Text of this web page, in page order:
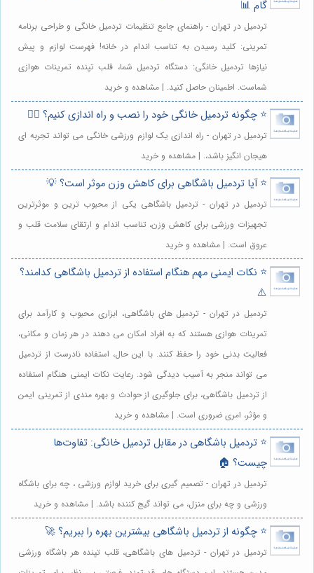
گام 📊
تردمیل در تهران - راهنمای جامع تنظیمات تردمیل خانگی و طراحی برنامه
تمرینی: کلید رسیدن به تناسب اندام در خانه! فهرست لوازم و پیش
نیازها تردمیل خانگی: دستگاه تردمیل شما، قلب تپنده تمرینات هوازی
شماست. اطمینان حاصل کنید. | مشاهده و خرید
⭐️ چگونه تردمیل خانگی خود را نصب و راه اندازی کنیم؟ 🏃‍♀️
تردمیل در تهران - راه اندازی یک لوازم ورزشی خانگی می تواند تجربه ای
هیجان انگیز باشد،. | مشاهده و خرید
⭐️ آیا تردمیل باشگاهی برای کاهش وزن موثر است؟ 💡
تردمیل در تهران - تردمیل باشگاهی یکی از محبوب ترین و موثرترین
تجهیزات ورزشی برای کاهش وزن، تناسب اندام و ارتقای سلامت قلب و
عروق است. | مشاهده و خرید
⭐️ نکات ایمنی مهم هنگام استفاده از تردمیل باشگاهی کدامند؟
⚠️
تردمیل در تهران - تردمیل های باشگاهی، ابزاری محبوب و کارآمد برای
تمرینات هوازی هستند که به افراد امکان می دهند در هر زمان و مکانی،
فعالیت بدنی خود را حفظ کنند. با این حال، استفاده نادرست از تردمیل
می تواند منجر به آسیب دیدگی شود. رعایت نکات ایمنی هنگام استفاده
از تردمیل باشگاهی، برای جلوگیری از حوادث و بهره مندی از تمرینی ایمن
و مؤثر، امری ضروری است. | مشاهده و خرید
⭐️ تردمیل باشگاهی در مقابل تردمیل خانگی: تفاوت‌ها
چیست؟ 🏠
تردمیل در تهران - تصمیم گیری برای خرید لوازم ورزشی ، چه برای باشگاه
ورزشی و چه برای منزل، می تواند گیج کننده باشد. | مشاهده و خرید
⭐️ چگونه از تردمیل باشگاهی بیشترین بهره را ببریم؟ 🚀
تردمیل در تهران - تردمیل های باشگاهی، قلب تپنده هر باشگاه ورزشی